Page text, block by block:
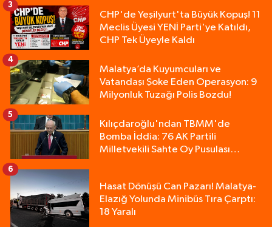
CHP'de Yeşilyurt'ta Büyük Kopuş! 11
Meclis Üyesi YENİ Parti'ye Katıldı,
CHP Tek Üyeyle Kaldı
3
Malatya’da Kuyumcuları ve
Vatandaşı Şoke Eden Operasyon: 9
Milyonluk Tuzağı Polis Bozdu!
4
Kılıçdaroğlu'ndan TBMM'de
Bomba İddia: 76 AK Partili
Milletvekili Sahte Oy Pusulası
5
Hasat Dönüşü Can Pazarı! Malatya-
Elazığ Yolunda Minibüs Tıra Çarptı:
18 Yaralı
6